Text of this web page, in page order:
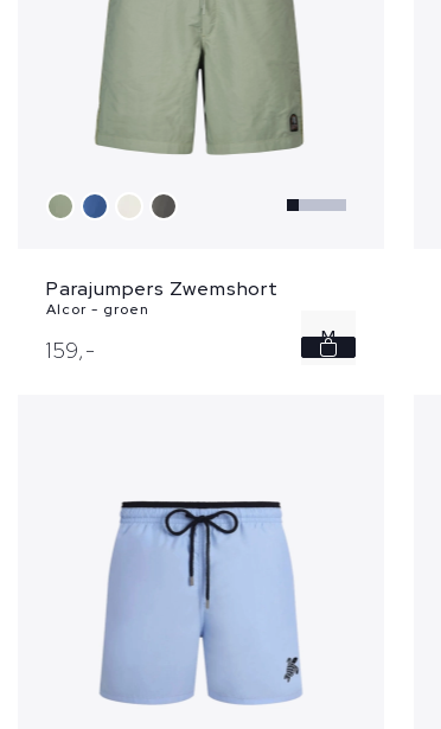
Parajumpers Zwemshort
Alcor - groen
159,- M